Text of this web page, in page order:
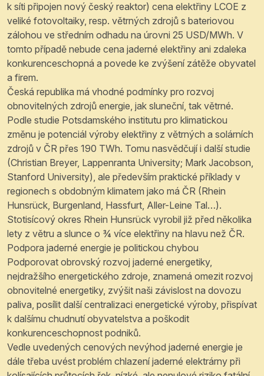
k síti připojen nový český reaktor) cena elektřiny LCOE z
veliké fotovoltaiky, resp. větrných zdrojů s bateriovou
zálohou ve středním odhadu na úrovni 25 USD/MWh. V
tomto případě nebude cena jaderné elektřiny ani zdaleka
konkurenceschopná a povede ke zvýšení zátěže obyvatel
a firem.
Česká republika má vhodné podmínky pro rozvoj
obnovitelných zdrojů energie, jak sluneční, tak větrné.
Podle studie Potsdamského institutu pro klimatickou
změnu je potenciál výroby elektřiny z větrných a solárních
zdrojů v ČR přes 190 TWh. Tomu nasvědčují i další studie
(Christian Breyer, Lappenranta University; Mark Jacobson,
Stanford University), ale především praktické příklady v
regionech s obdobným klimatem jako má ČR (Rhein
Hunsrück, Burgenland, Hassfurt, Aller-Leine Tal…).
Stotisícový okres Rhein Hunsrück vyrobil již před několika
lety z větru a slunce o ¾ více elektřiny na hlavu než ČR.
Podpora jaderné energie je politickou chybou
Podporovat obrovský rozvoj jaderné energetiky,
nejdražšího energetického zdroje, znamená omezit rozvoj
obnovitelné energetiky, zvýšit naši závislost na dovozu
paliva, posílit další centralizaci energetické výroby, přispívat
k dalšímu chudnutí obyvatelstva a poškodit
konkurenceschopnost podniků.
Vedle uvedených cenových nevýhod jaderné energie je
dále třeba uvést problém chlazení jaderné elektrárny při